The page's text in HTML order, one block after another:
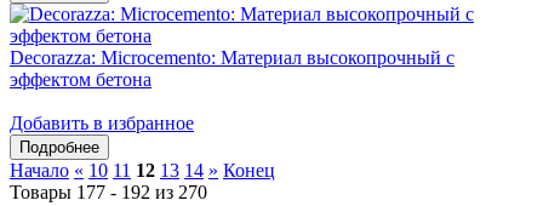
Decorazza: Microcemento: Материал высокопрочный с
эффектом бетона
Добавить в избранное
Начало « 10 11 12 13 14 » Конец
Товары 177 - 192 из 270